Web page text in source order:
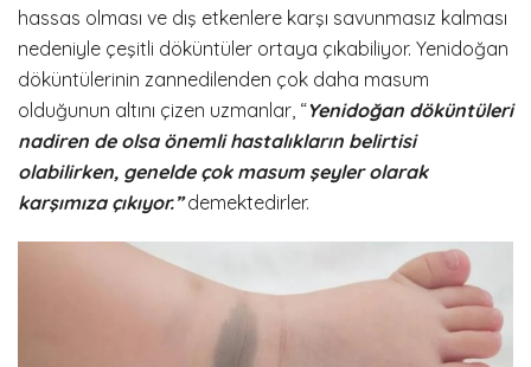
hassas olması ve dış etkenlere karşı savunmasız kalması
nedeniyle çeşitli döküntüler ortaya çıkabiliyor. Yenidoğan
döküntülerinin zannedilenden çok daha masum
olduğunun altını çizen uzmanlar, “Yenidoğan döküntüleri
nadiren de olsa önemli hastalıkların belirtisi
olabilirken, genelde çok masum şeyler olarak
karşımıza çıkıyor.”demektedirler.